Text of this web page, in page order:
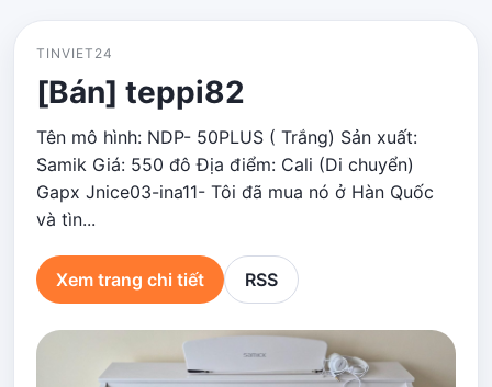
TINVIET24
[Bán] teppi82
Tên mô hình: NDP- 50PLUS ( Trắng) Sản xuất:
Samik Giá: 550 đô Địa điểm: Cali (Di chuyển)
Gapx Jnice03-ina11- Tôi đã mua nó ở Hàn Quốc
và tìn...
Xem trang chi tiết RSS